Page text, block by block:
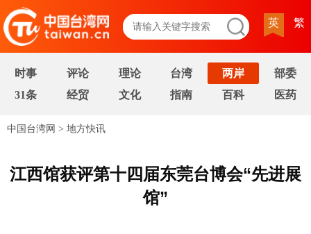
英 繁
时事 评论 理论 台湾 两岸
部委
31条
经贸 文化 指南 百科 医药
中国台湾网 > 地方快讯
江西馆获评第十四届东莞台博会“先进展
馆”